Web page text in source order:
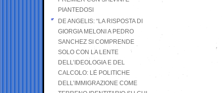
PIANTEDOSI
DE ANGELIS: “LA RISPOSTA DI
GIORGIA MELONI A PEDRO
SANCHEZ SI COMPRENDE
SOLO CON LA LENTE
DELL’IDEOLOGIA E DEL
CALCOLO: LE POLITICHE
DELL’IMMIGRAZIONE COME